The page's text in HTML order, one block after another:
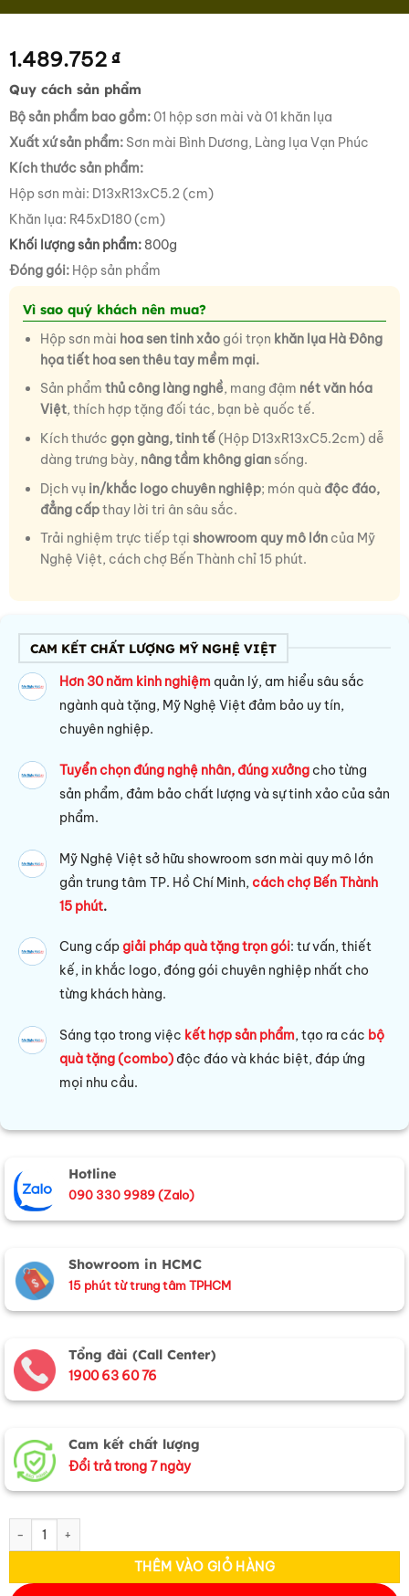
1.489.752 ₫
Quy cách sản phẩm
Bộ sản phẩm bao gồm:01 hộp sơn mài và 01 khăn lụa
Xuất xứ sản phẩm: Sơn mài Bình Dương, Làng lụa Vạn Phúc
Kích thước sản phẩm:
Hộp sơn mài: D13xR13xC5.2 (cm)
Khăn lụa: R45xD180 (cm)
Khối lượng sản phẩm: 800g
Đóng gói: Hộp sản phẩm
Vì sao quý khách nên mua?
Hộp sơn mài hoa sen tinh xảogói trọn khăn lụa Hà Đông
họa tiết hoa sen thêu tay mềm mại.
Sản phẩm thủ công làng nghề, mang đậm nét văn hóa
Việt, thích hợp tặng đối tác, bạn bè quốc tế.
Kích thước gọn gàng, tinh tế(Hộp D13xR13xC5.2cm) dễ
dàng trưng bày, nâng tầm không giansống.
Dịch vụ in/khắc logo chuyên nghiệp; món quà độc đáo,
đẳng cấpthay lời tri ân sâu sắc.
Trải nghiệm trực tiếp tại showroom quy mô lớncủa Mỹ
Nghệ Việt, cách chợ Bến Thành chỉ 15 phút.
CAM KẾT CHẤT LƯỢNG MỸ NGHỆ VIỆT
Hơn 30 năm kinh nghiệm quản lý, am hiểu sâu sắc
ngành quà tặng, Mỹ Nghệ Việt đảm bảo uy tín,
chuyên nghiệp.
Tuyển chọn đúng nghệ nhân, đúng xưởng cho từng
sản phẩm, đảm bảo chất lượng và sự tinh xảo của sản
phẩm.
Mỹ Nghệ Việt sở hữu showroom sơn mài quy mô lớn
gần trung tâm TP. Hồ Chí Minh,cách chợ Bến Thành
15 phút.
Cung cấpgiải pháp quà tặng trọn gói: tư vấn, thiết
kế, in khắc logo, đóng gói chuyên nghiệp nhất cho
từng khách hàng.
Sáng tạo trong việc kết hợp sản phẩm, tạo ra các bộ
quà tặng (combo) độc đáo và khác biệt, đáp ứng
mọi nhu cầu.
Hotline
090 330 9989 (Zalo)
Showroom in HCMC
15 phút từ trung tâm TPHCM
Tổng đài (Call Center)
1900 63 60 76
Cam kết chất lượng
Đổi trả trong 7 ngày
Quà Tặng Hộp Sơn Mài & Khăn Lụa Hà Đông Họa Tiết Hoa Sen
THÊM VÀO GIỎ HÀNG